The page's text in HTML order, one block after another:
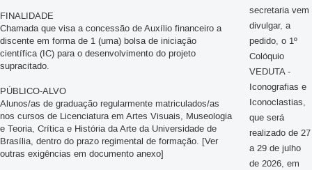
FINALIDADE
Chamada que visa a concessão de Auxílio financeiro a
discente em forma de 1 (uma) bolsa de iniciação
científica (IC) para o desenvolvimento do projeto
supracitado.
PÚBLICO-ALVO
Alunos/as de graduação regularmente matriculados/as
nos cursos de Licenciatura em Artes Visuais, Museologia
e Teoria, Crítica e História da Arte da Universidade de
Brasília, dentro do prazo regimental de formação. [Ver
outras exigências em documento anexo]
secretaria vem
divulgar, a
pedido, o 1º
Colóquio
VEDUTA -
Iconografias e
Iconoclastias,
que será
realizado de 27
a 29 de julho
de 2026, em